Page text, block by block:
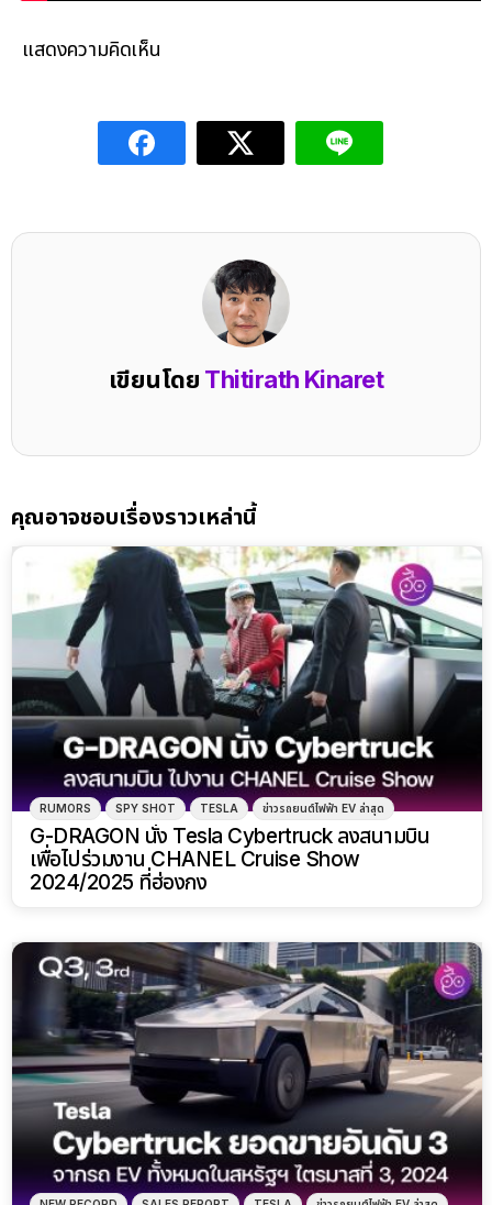
แสดงความคิดเห็น
เขียนโดย Thitirath Kinaret
คุณอาจชอบเรื่องราวเหล่านี้
RUMORS SPY SHOT TESLA ข่าวรถยนต์ไฟฟ้า EV ล่าสุด
G-DRAGON นั่ง Tesla Cybertruck ลงสนามบิน
เพื่อไปร่วมงาน CHANEL Cruise Show
2024/2025 ที่ฮ่องกง